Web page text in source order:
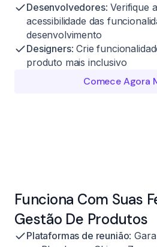
Desenvolvedores: Verifique
acessibilidade das
desenvolvimento
Designers: Crie
produto mais inclusivo
Comece Agora
Funciona Com Suas
Gestão De Produtos
Plataformas de reunião: